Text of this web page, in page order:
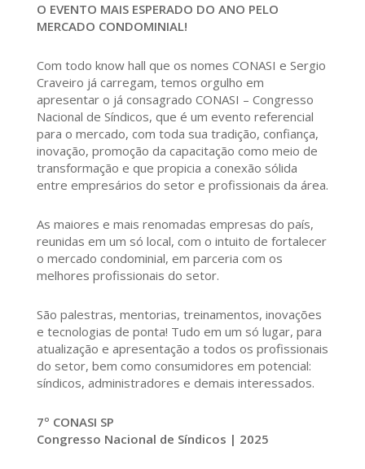
O EVENTO MAIS ESPERADO DO ANO PELO
MERCADO CONDOMINIAL!
Com todo know hall que os nomes CONASI e Sergio
Craveiro já carregam, temos orgulho em
apresentar o já consagrado CONASI – Congresso
Nacional de Síndicos, que é um evento referencial
para o mercado, com toda sua tradição, confiança,
inovação, promoção da capacitação como meio de
transformação e que propicia a conexão sólida
entre empresários do setor e profissionais da área.
As maiores e mais renomadas empresas do país,
reunidas em um só local, com o intuito de fortalecer
o mercado condominial, em parceria com os
melhores profissionais do setor.
São palestras, mentorias, treinamentos, inovações
e tecnologias de ponta! Tudo em um só lugar, para
atualização e apresentação a todos os profissionais
do setor, bem como consumidores em potencial:
síndicos, administradores e demais interessados.
7º CONASI SP
Congresso Nacional de Síndicos | 2025